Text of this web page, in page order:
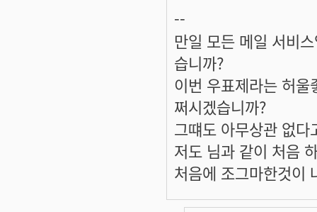
--
만일 모든 메일 서비
습니까?
이번 우표제라는 허
쩌시겠습니까?
그떄도 아무상관 없
저도 님과 같이 처음
처음에 조그마한것이